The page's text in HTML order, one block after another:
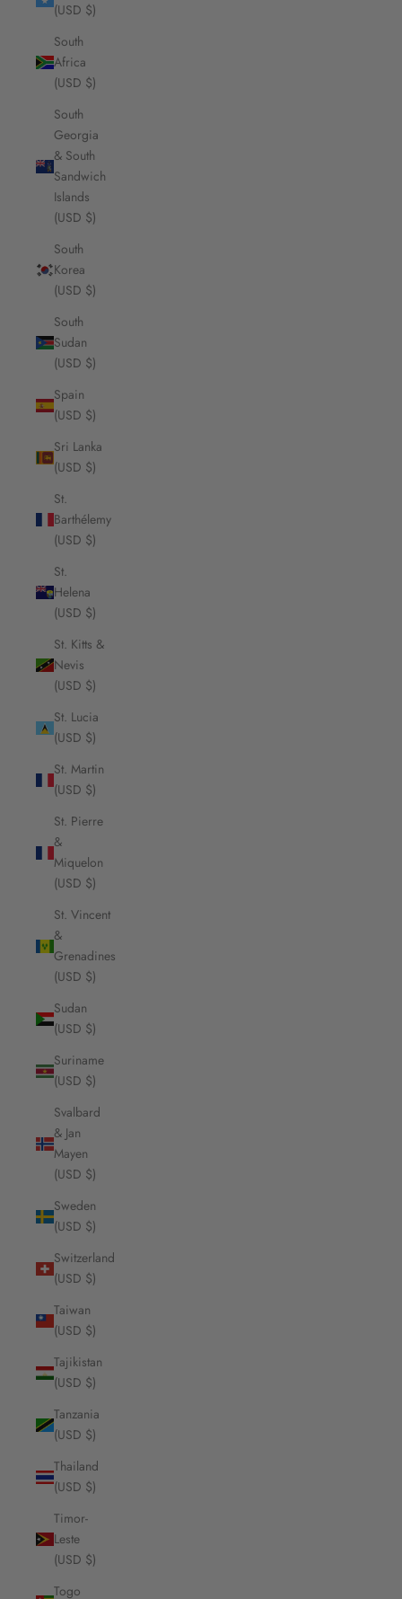
(USD $)
South
Africa
(USD $)
South
Georgia
& South
Sandwich
Islands
(USD $)
South
Korea
(USD $)
South
Sudan
(USD $)
Spain
(USD $)
Sri Lanka
(USD $)
St.
Barthélemy
(USD $)
St.
Helena
(USD $)
St. Kitts &
Nevis
(USD $)
St. Lucia
(USD $)
St. Martin
(USD $)
St. Pierre
&
Miquelon
(USD $)
St. Vincent
&
Grenadines
(USD $)
Sudan
(USD $)
Suriname
(USD $)
Svalbard
& Jan
Mayen
(USD $)
Sweden
(USD $)
Switzerland
(USD $)
Taiwan
(USD $)
Tajikistan
(USD $)
Tanzania
(USD $)
Thailand
(USD $)
Timor-
Leste
(USD $)
Togo